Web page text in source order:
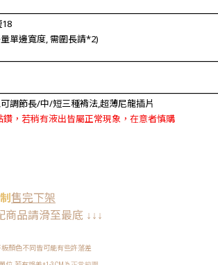
18
單邊寬度, 需圍長請*2)
調節長/中/短三種褙法,超薄尼龍插片
，若稍有液出皆屬正常現象，在意者慎購
售完下架
商品請滑至最底 ↓ ↓ ↓
顏色不同皆可能有些許落差